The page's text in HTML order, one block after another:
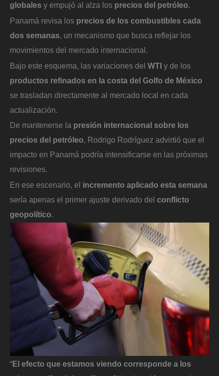
globales y empujó al alza los precios del petróleo.
Panamá revisa los precios de los combustibles cada
dos semanas, un mecanismo que busca reflejar los
movimientos del mercado internacional.
Bajo este esquema, las variaciones del WTI y de los
productos refinados en la costa del Golfo de México
se trasladan directamente al mercado local en cada
actualización.
De mantenerse la presión internacional sobre los
precios del petróleo, Rodrigo Rodríguez advirtió que el
impacto en Panamá podría intensificarse en las próximas
revisiones.
En ese escenario, el incremento aplicado esta semana
sería apenas el primer ajuste derivado del conflicto
geopolítico.
“El efecto que estamos viendo corresponde a los